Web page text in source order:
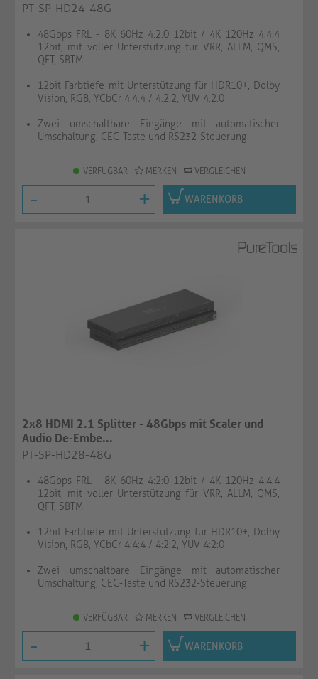
PT-SP-HD24-48G
48Gbps FRL - 8K 60Hz 4:2:0 12bit / 4K 120Hz 4:4:4
12bit, mit voller Unterstützung für VRR, ALLM, QMS,
QFT, SBTM
12bit Farbtiefe mit Unterstützung für HDR10+, Dolby
Vision, RGB, YCbCr 4:4:4 / 4:2:2, YUV 4:2:0
Zwei umschaltbare Eingänge mit automatischer
Umschaltung, CEC-Taste und RS232-Steuerung
VERFÜGBAR MERKEN VERGLEICHEN
- + WARENKORB
2x8 HDMI 2.1 Splitter - 48Gbps mit Scaler und
Audio De-Embe...
PT-SP-HD28-48G
48Gbps FRL - 8K 60Hz 4:2:0 12bit / 4K 120Hz 4:4:4
12bit, mit voller Unterstützung für VRR, ALLM, QMS,
QFT, SBTM
12bit Farbtiefe mit Unterstützung für HDR10+, Dolby
Vision, RGB, YCbCr 4:4:4 / 4:2:2, YUV 4:2:0
Zwei umschaltbare Eingänge mit automatischer
Umschaltung, CEC-Taste und RS232-Steuerung
VERFÜGBAR MERKEN VERGLEICHEN
- + WARENKORB